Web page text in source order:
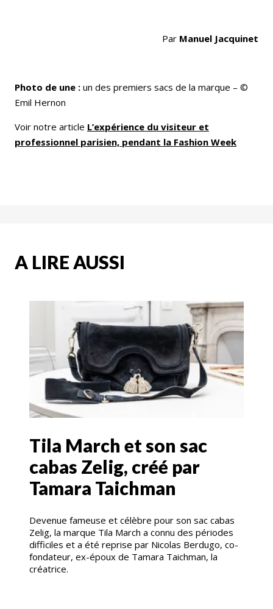
Par Manuel Jacquinet
Photo de une : un des premiers sacs de la marque – ©
Emil Hernon
Voir notre article L’expérience du visiteur et
professionnel parisien, pendant la Fashion Week
A LIRE AUSSI
Tila March et son sac
cabas Zelig, créé par
Tamara Taichman
Devenue fameuse et célèbre pour son sac cabas
Zelig, la marque Tila March a connu des périodes
difficiles et a été reprise par Nicolas Berdugo, co-
fondateur, ex-époux de Tamara Taichman, la
créatrice.